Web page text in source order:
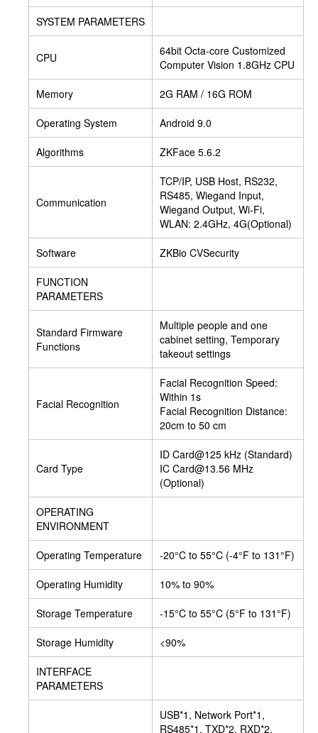
SYSTEM PARAMETERS
CPU
64bit Octa-core Customized
Computer Vision 1.8GHz CPU
Memory 2G RAM / 16G ROM
Operating System Android 9.0
Algorithms ZKFace 5.6.2
Communication
TCP/IP, USB Host, RS232,
RS485, Wiegand Input,
Wiegand Output, Wi-Fi,
WLAN: 2.4GHz, 4G(Optional)
Software ZKBio CVSecurity
FUNCTION
PARAMETERS
Standard Firmware
Functions
Multiple people and one
cabinet setting, Temporary
takeout settings
Facial Recognition
Facial Recognition Speed:
Within 1s
Facial Recognition Distance:
20cm to 50 cm
Card Type
ID Card@125 kHz (Standard)
IC Card@13.56 MHz
(Optional)
OPERATING
ENVIRONMENT
Operating Temperature -20°C to 55°C (-4°F to 131°F)
Operating Humidity 10% to 90%
Storage Temperature -15°C to 55°C (5°F to 131°F)
Storage Humidity <90%
INTERFACE
PARAMETERS
USB*1, Network Port*1,
RS485*1, TXD*2, RXD*2,